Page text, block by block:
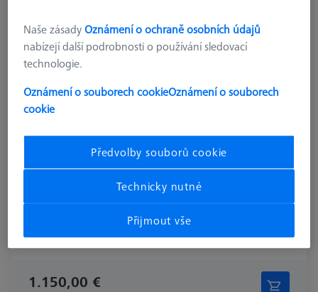
626109-9610-052
1.150,00 €
Naše zásadyOznámení o ochraně osobních údajů
nabízejí další podrobnosti o používání sledovací
technologie.
Oznámení o souborech cookieOznámení o souborech
cookie
Předvolby souborů cookie
Technicky nutné
Přijmout vše